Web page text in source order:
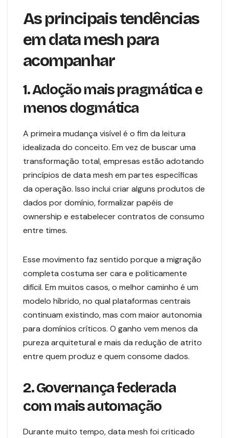
As principais tendências
em data mesh para
acompanhar
1. Adoção mais pragmática e
menos dogmática
A primeira mudança visível é o fim da leitura
idealizada do conceito. Em vez de buscar uma
transformação total, empresas estão adotando
princípios de data mesh em partes específicas
da operação. Isso inclui criar alguns produtos de
dados por domínio, formalizar papéis de
ownership e estabelecer contratos de consumo
entre times.
Esse movimento faz sentido porque a migração
completa costuma ser cara e politicamente
difícil. Em muitos casos, o melhor caminho é um
modelo híbrido, no qual plataformas centrais
continuam existindo, mas com maior autonomia
para domínios críticos. O ganho vem menos da
pureza arquitetural e mais da redução de atrito
entre quem produz e quem consome dados.
2. Governança federada
com mais automação
Durante muito tempo, data mesh foi criticado